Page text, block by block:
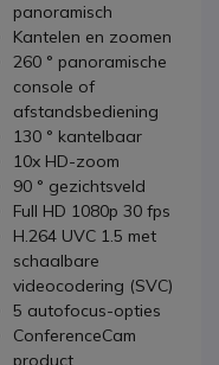
panoramisch
Kantelen en zoomen
260 ° panoramische
console of
afstandsbediening
130 ° kantelbaar
10x HD-zoom
90 ° gezichtsveld
Full HD 1080p 30 fps
H.264 UVC 1.5 met
schaalbare
videocodering (SVC)
5 autofocus-opties
ConferenceCam
product